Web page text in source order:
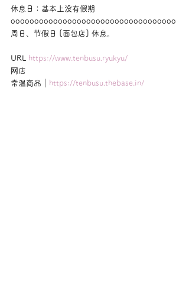
休息日：基本上没有假期
ooooooooooooooooooooooooooooooooooo
周日、节假日 [面包店] 休息。
URL
https://www.tenbusu.ryukyu/
网店
常温商品｜
https://tenbusu.thebase.in/